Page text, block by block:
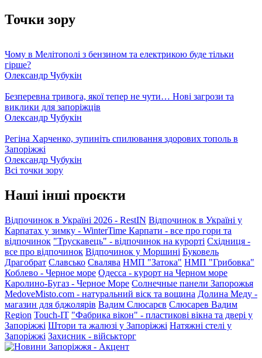
Точки зору
Чому в Мелітополі з бензином та електрикою буде тільки
гірше?
Олександр Чубукін
Безперевна тривога, якої тепер не чути… Нові загрози та
виклики для запоріжців
Олександр Чубукін
Регіна Харченко, зупиніть спилювання здорових тополь в
Запоріжжі
Олександр Чубукін
Всі точки зору
Наші інші проєкти
Відпочинок в Україні 2026 - RestIN Відпочинок в Україні у
Карпатах у зимку - WinterTime Карпати - все про гори та
відпочинок "Трускавець" - відпочинок на курорті Східниця -
все про відпочинок Відпочинок у Моршині Буковель
Драгобрат Славсько Свалява НМП "Затока" НМП "Грибовка"
Коблево - Черное море Одесса - курорт на Черном море
Каролино-Бугаз - Черное Море Солнечные панели Запорожья
MedoveMisto.com - натуральний віск та вощина Долина Меду -
магазин для бджолярів Вадим Слюсарєв Слюсарев Вадим
Region Touch-IT "Фабрика вікон" - пластикові вікна та двері у
Запоріжжі Штори та жалюзі у Запоріжжі Натяжні стелі у
Запоріжжі Захисник - військторг